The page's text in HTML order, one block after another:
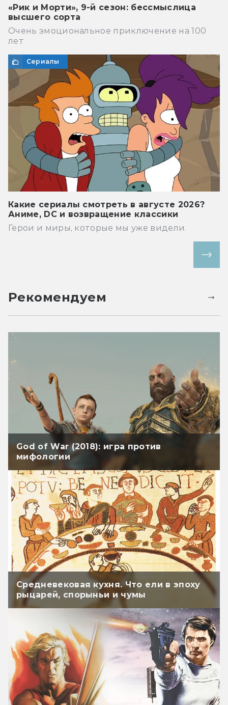
«Рик и Морти», 9-й сезон: бессмыслица
высшего сорта
Очень эмоциональное приключение на 100
лет
Сериалы
Какие сериалы смотреть в августе 2026?
Аниме, DC и возвращение классики
Герои и миры, которые мы уже видели.
Рекомендуем
God of War (2018): игра против
мифологии
Средневековая кухня. Что ели в эпоху
рыцарей, спорыньи и чумы